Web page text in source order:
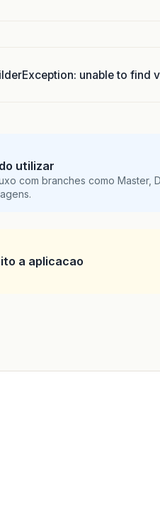
unable to find
utilizar
com branches como Master,
a aplicacao